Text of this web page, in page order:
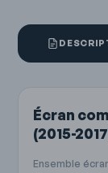
Écran
(2015-
Ensemble